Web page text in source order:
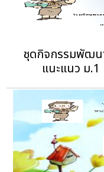
ชุดกิจกรรมพัฒน
แนะแนว ม